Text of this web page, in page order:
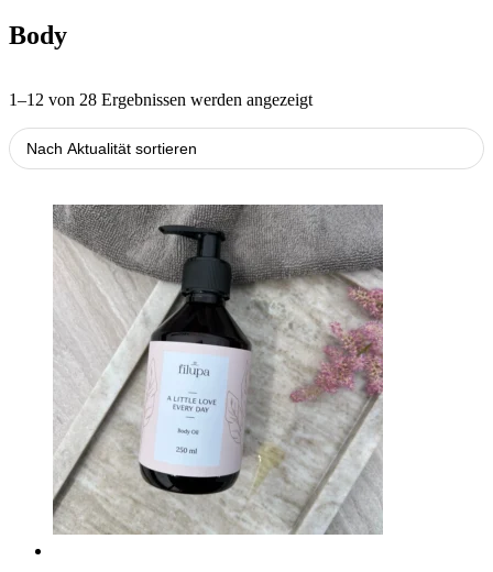
Body
1–12 von 28 Ergebnissen werden angezeigtNach